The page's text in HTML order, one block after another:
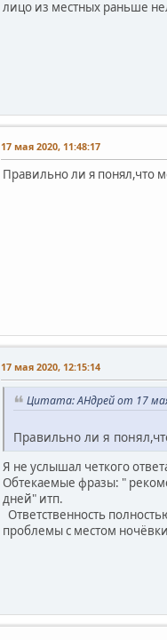
лицо из местных раньше
17 мая 2020, 11:48:17
Правильно ли я понял,что
17 мая 2020, 12:15:14
Цитата: АHдрей от 17
Правильно ли я
Я не услышал четкого
Обтекаемые фразы: "
дней" итп.
Ответственность
проблемы с местом